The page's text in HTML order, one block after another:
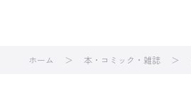
ホーム 本・コミック・雑誌